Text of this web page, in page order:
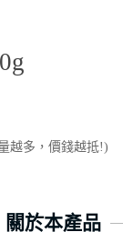
越多，價錢越抵!)
關於本產品